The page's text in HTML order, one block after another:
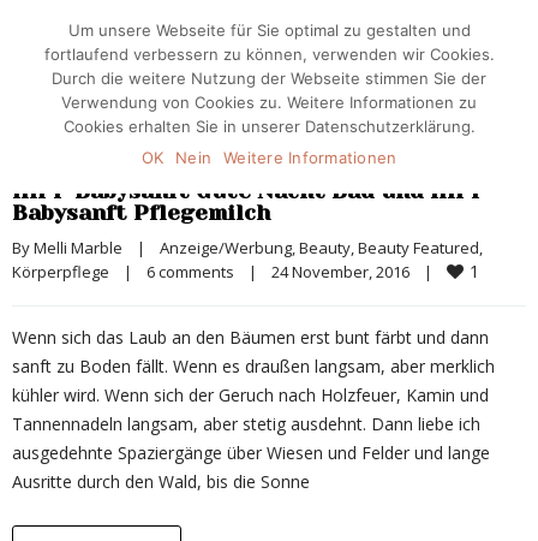
HiPP Babysanft Gute Nacht Bad und HiPP
Babysanft Pflegemilch
By Melli Marble | Anzeige/Werbung, Beauty, Beauty Featured
Körperpflege
| 6 comments | 24 November, 2016 | 1
Wenn sich das Laub an den Bäumen erst bunt färbt und dann
sanft zu Boden fällt. Wenn es draußen langsam, aber merklich
kühler wird. Wenn sich der Geruch nach Holzfeuer, Kamin und
Tannennadeln langsam, aber stetig ausdehnt. Dann liebe ich
ausgedehnte Spaziergänge über Wiesen und Felder und lange
Ausritte durch den Wald, bis die Sonne
Um unsere Webseite für Sie optimal zu gestalten und
fortlaufend verbessern zu können, verwenden wir Cookies.
Durch die weitere Nutzung der Webseite stimmen Sie der
Verwendung von Cookies zu. Weitere Informationen zu
Cookies erhalten Sie in unserer Datenschutzerklärung.
OK
Nein Weitere Informationen